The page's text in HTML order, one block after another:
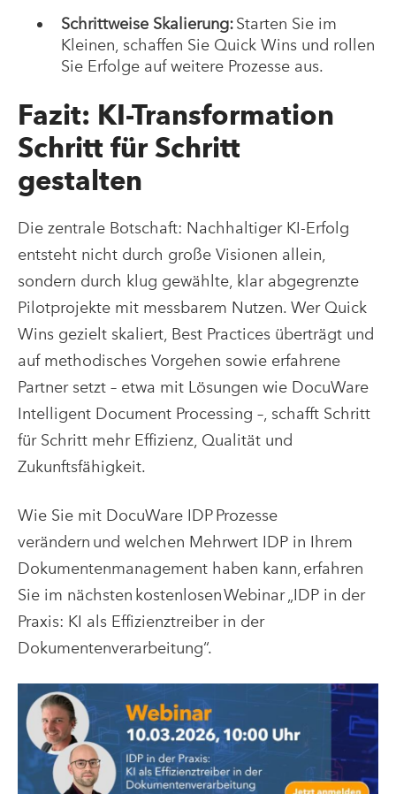
Schrittweise Skalierung:Starten Sie im
Kleinen, schaffen Sie Quick Wins und rollen
Sie Erfolge auf weitere Prozesse aus.
Fazit: KI-Transformation
Schritt für Schritt
gestalten
Die zentrale Botschaft: Nachhaltiger KI-Erfolg
entsteht nicht durch große Visionen allein,
sondern durch klug gewählte, klar abgegrenzte
Pilotprojekte mit messbarem Nutzen. Wer Quick
Wins gezielt skaliert, Best Practices überträgt und
auf methodisches Vorgehen sowie erfahrene
Partner setzt – etwa mit Lösungen wie DocuWare
Intelligent Document Processing –, schafft Schritt
für Schritt mehr Effizienz, Qualität und
Zukunftsfähigkeit.
Wie Sie mit DocuWare IDP Prozesse
verändern und welchen Mehrwert IDP in Ihrem
Dokumentenmanagement haben kann, erfahren
Sie im nächsten kostenlosen Webinar „IDP in der
Praxis: KI als Effizienztreiber in der
Dokumentenverarbeitung“.